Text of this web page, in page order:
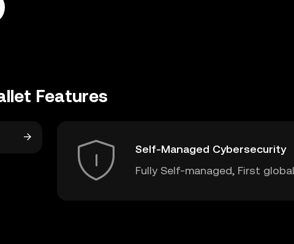
Features
Self-Managed Cybersecurity
Fully Self-managed, First